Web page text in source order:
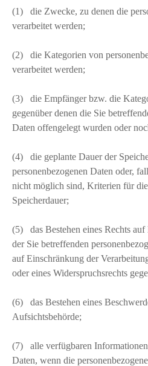
(1) die Zwecke, zu denen die
verarbeitet werden;
(2) die Kategorien von
verarbeitet werden;
(3) die Empfänger bzw. die
gegenüber denen die Sie
Daten offengelegt wurden oder
(4) die geplante Dauer der
personenbezogenen Daten oder,
nicht möglich sind, Kriterien für
Speicherdauer;
(5) das Bestehen eines Rechts
der Sie betreffenden
auf Einschränkung der
oder eines Widerspruchsrechts
(6) das Bestehen eines
Aufsichtsbehörde;
(7) alle verfügbaren
Daten, wenn die